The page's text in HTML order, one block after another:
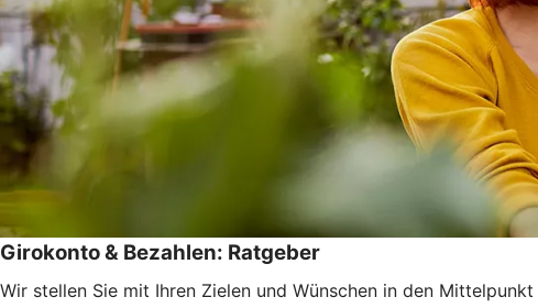
Girokonto & Bezahlen: Ratgeber
Wir stellen Sie mit Ihren Zielen und Wünschen in den